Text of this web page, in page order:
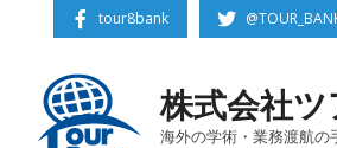
tour8bank
株式会社
海外の学術・業務渡航の